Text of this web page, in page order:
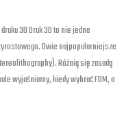
3D Druk 3D to nie jedna
Dwie najpopularniejsze
Różnią się zasadą
wyjaśniamy, kiedy wybrać FDM, a